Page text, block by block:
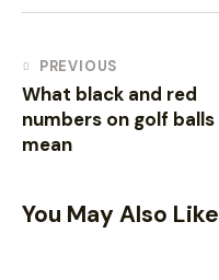
PREVIOUS
What black and red
numbers on golf balls
mean
You May Also Like